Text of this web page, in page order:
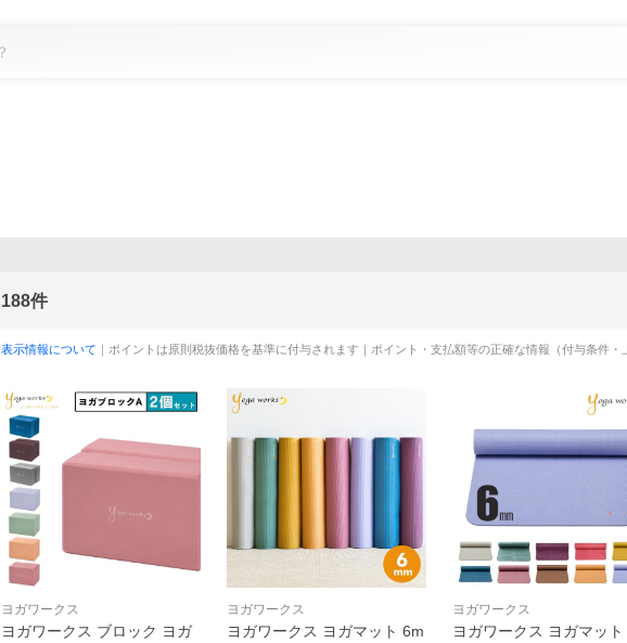
188件
表示情報について ｜ポイントは原則税抜価格を基準に付与されます｜ポイント・支払額等の正確な情報（付与条件
ヨガワークス
ヨガワークス ブロック ヨガ
ヨガワークス
ヨガワークス ヨガマット 6m
ヨガワークス
ヨガワークス ヨガマット